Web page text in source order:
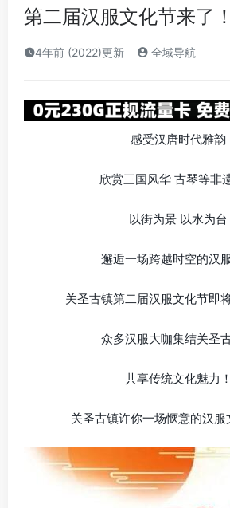
第二届汉服文化节来了！
4年前 (2022)更新 全域导航
感受汉唐时代雅韵
欣赏三国风华 古琴等非
以街为景 以水为台
邂逅一场跨越时空的汉
关圣古镇第二届汉服文化节即
众多汉服大咖集结关圣
共享传统文化魅力！
关圣古镇许你一场惬意的汉服